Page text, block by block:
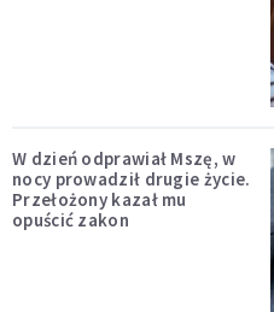
W dzień odprawiał Mszę, w
nocy prowadził drugie życie.
Przełożony kazał mu
opuścić zakon